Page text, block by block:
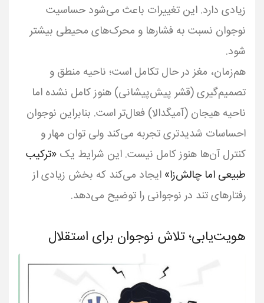
زیادی دارد. این تغییرات باعث می‌شود حساسیت
نوجوان نسبت به فشارها و محرک‌های محیطی بیشتر
هم‌زمان، مغز در حال تکامل است؛ ناحیه منطق و
تصمیم‌گیری (قشر پیش‌پیشانی) هنوز کامل نشده اما
ناحیه هیجان (آمیگدالا) فعال‌تر است. بنابراین نوجوان
احساسات شدیدتری تجربه می‌کند ولی توان مهار و
کنترل آن‌ها هنوز کامل نیست. این شرایط یک «ترکیب
طبیعی اما چالش‌زا» ایجاد می‌کند که بخش زیادی از
رفتارهای تند در نوجوانی را توضیح می‌دهد.
هویت‌یابی؛ تلاش نوجوان برای استقلال